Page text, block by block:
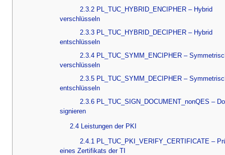
2.3.2 PL_TUC_HYBRID_ENCIPHER – Hybrid
verschlüsseln
2.3.3 PL_TUC_HYBRID_DECIPHER – Hybrid
entschlüsseln
2.3.4 PL_TUC_SYMM_ENCIPHER –
verschlüsseln
2.3.5 PL_TUC_SYMM_DECIPHER –
entschlüsseln
2.3.6 PL_TUC_SIGN_DOCUMENT_nonQES –
signieren
2.4 Leistungen der PKI
2.4.1 PL_TUC_PKI_VERIFY_CERTIFICATE –
eines Zertifikats der TI